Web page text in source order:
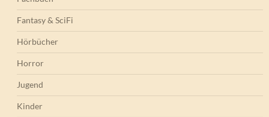
Fantasy & SciFi
Hörbücher
Horror
Jugend
Kinder